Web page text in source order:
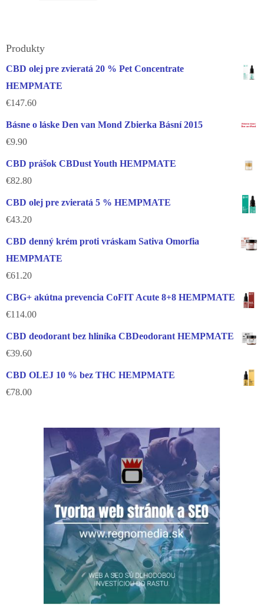
Produkty
CBD olej pre zvieratá 20 % Pet Concentrate
HEMPMATE
€147.60
Básne o láske Den van Mond Zbierka Básní 2015
€9.90
CBD prášok CBDust Youth HEMPMATE
€82.80
CBD olej pre zvieratá 5 % HEMPMATE
€43.20
CBD denný krém proti vráskam Sativa Omorfia
HEMPMATE
€61.20
CBG+ akútna prevencia CoFIT Acute 8+8 HEMPMATE
€114.00
CBD deodorant bez hliníka CBDeodorant HEMPMATE
€39.60
CBD OLEJ 10 % bez THC HEMPMATE
€78.00